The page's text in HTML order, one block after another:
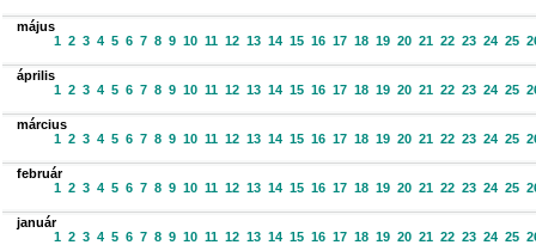
május
1 2 3 4 5 6 7 8 9 10 11 12 13 14 15 16 17 18 19 20 21 22 23 24 25
április
1 2 3 4 5 6 7 8 9 10 11 12 13 14 15 16 17 18 19 20 21 22 23 24 25
március
1 2 3 4 5 6 7 8 9 10 11 12 13 14 15 16 17 18 19 20 21 22 23 24 25
február
1 2 3 4 5 6 7 8 9 10 11 12 13 14 15 16 17 18 19 20 21 22 23 24 25
január
1 2 3 4 5 6 7 8 9 10 11 12 13 14 15 16 17 18 19 20 21 22 23 24 25